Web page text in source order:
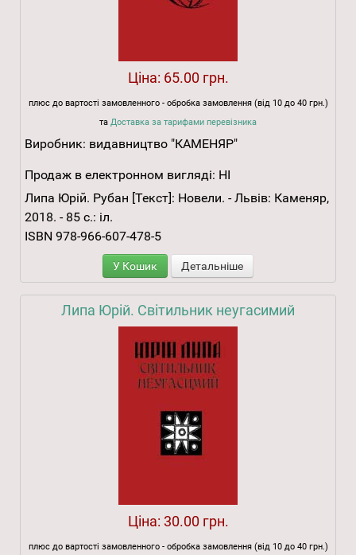
Ціна: 65.00 грн.
плюс до вартості замовленного - обробка замовлення (від 10 до 40 грн.)
та Доставка за тарифами перевізника
Виробник: видавництво "КАМЕНЯР"
Продаж в електронном вигляді: НІ
Липа Юрій. Рубан [Текст]: Новели. - Львів: Каменяр,
2018. - 85 с.: іл.
ISBN 978-966-607-478-5
У Кошик Детальніше
Липа Юрій. Світильник неугасимий
Ціна: 30.00 грн.
плюс до вартості замовленного - обробка замовлення (від 10 до 40 грн.)